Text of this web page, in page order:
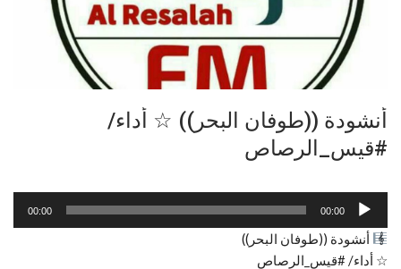
أنشودة ((طوفان البحر)) ☆ أداء/
#قيس_الرصاص
مشغل
00:00
00:00
أنشودة ((طوفان البحر))
☆ أداء/ #قيس_الرصاص